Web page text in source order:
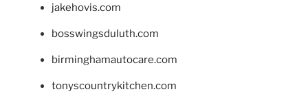
jakehovis.com
bosswingsduluth.com
birminghamautocare.com
tonyscountrykitchen.com